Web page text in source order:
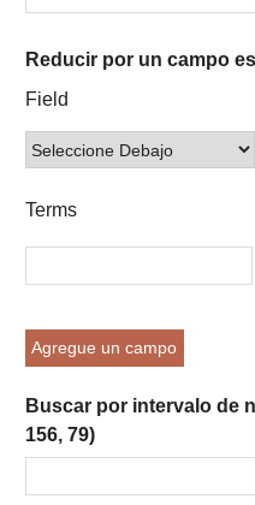
of
rows
in
por
un
campo
Reducir por un campo
Campo
búsqueda
Tipo
búsqueda
Términos
búsqueda
Ensamblador
Búsqueda
Field
Terms
Agregue un campo
Buscar por intervalo de
156, 79)